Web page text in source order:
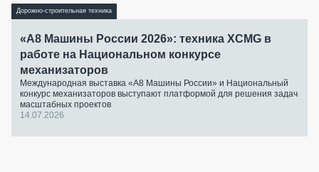
Дорожно-строительная техника
«А8 Машины России 2026»: техника XCMG в
работе на Национальном конкурсе
механизаторов
Международная выставка «А8 Машины России» и Национальный
конкурс механизаторов выступают платформой для решения задач
масштабных проектов
14.07.2026